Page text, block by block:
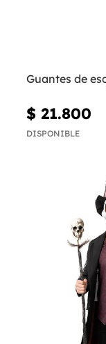
Guantes de
$ 21.800
DISPONIBLE